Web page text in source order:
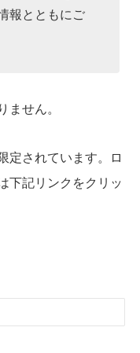
報とともにご
ません。
定されています。ロ
下記リンクをクリッ